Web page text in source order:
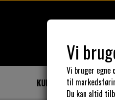
KULÖR DESIGN
Vi
Vi bruger egne
til
Du kan altid